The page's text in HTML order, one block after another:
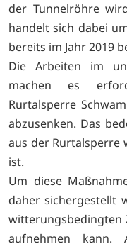
der Tunnelröhre
handelt sich dabei
bereits im Jahr 2019
Die Arbeiten im
machen es
Rurtalsperre
abzusenken. Das
aus der Rurtalsperre
ist.
Um diese
daher sichergestellt
witterungsbedingten
aufnehmen